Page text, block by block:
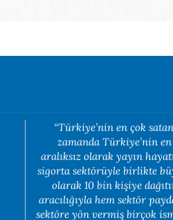
“Türkiye’nin en çok
zamanda Türkiye’nin
aralıksız olarak yayın
sigorta sektörüyle birlikte
olarak 10 bin kişiye
aracılığıyla hem sektör
sektöre yön vermiş birçok